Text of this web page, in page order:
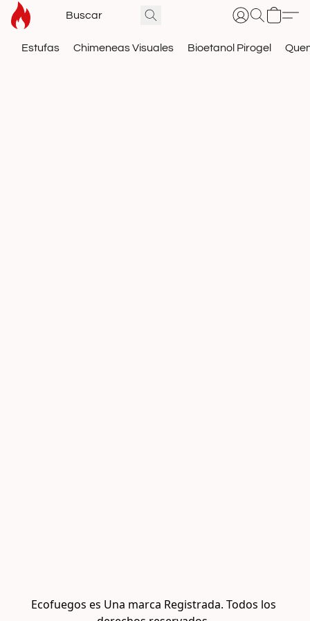
Estufas Chimeneas Visuales Bioetanol Pirogel
Ecofuegos es Una marca Registrada. Todos los